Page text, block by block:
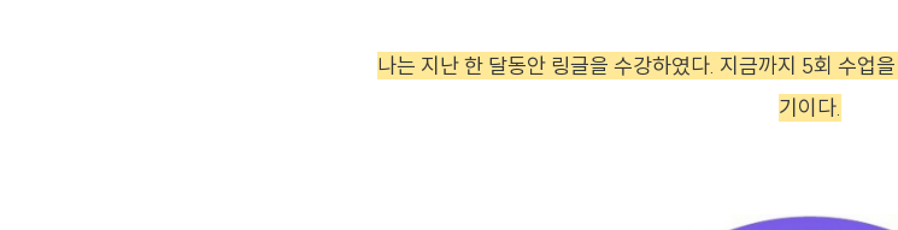
나는 지난 한 달동안 링글을 수강하였다. 지금까지 5회 수업
기이다.